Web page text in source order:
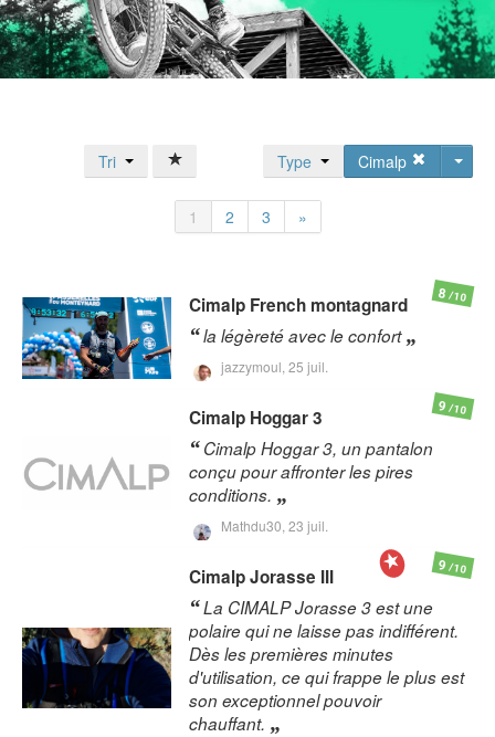
Tri Cimalp
Type
1 2 3 »
Cimalp French montagnard
la légèreté avec le confort
jazzymoul, 25 juil.
8/10
Cimalp Hoggar 3
Cimalp Hoggar 3, un pantalon
conçu pour affronter les pires
conditions.
Mathdu30, 23 juil.
9/10
CimalpJorasse III
La CIMALP Jorasse 3 est une
polaire qui ne laisse pas indifférent.
Dès les premières minutes
d'utilisation, ce qui frappe le plus est
son exceptionnel pouvoir
chauffant.
9/10